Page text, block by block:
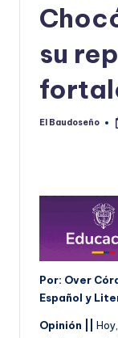
su
Publicado
El Baudoseño
Por: Over
Español y
Opinión ||